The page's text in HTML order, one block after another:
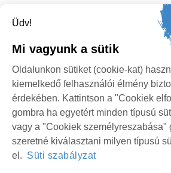
SZATMÁR MEGYE MEGYEI
Üdv!
Mi vagyunk a sütik
Oldalunkon sütiket (cookie-kat)
kiemelkedő felhasználói élmény
érdekében. Kattintson a "Cookiek
gombra ha egyetért minden típusú
vagy a "Cookiek személyreszabása"
szeretné kiválasztani milyen típusú
el. Süti szabályzat